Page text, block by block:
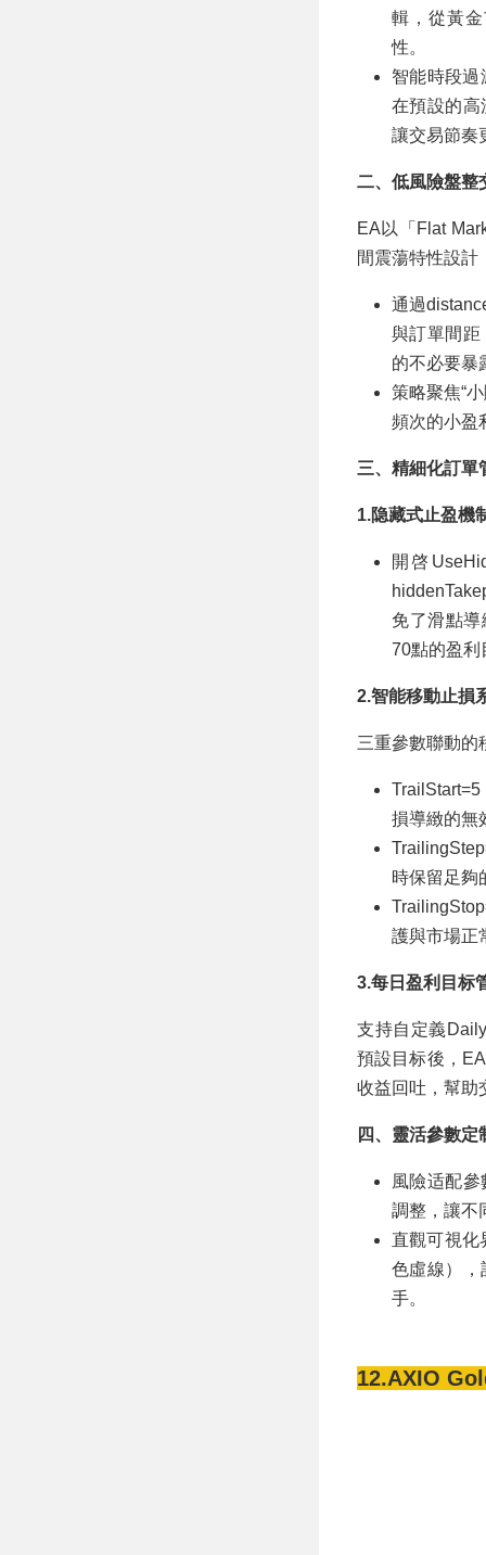
輯，從黃
性。
智能時段過
在預設的高
讓交易節奏
二、低風險盤整
EA以「Flat
間震蕩特性設計
通過
與訂單間距
的不必要暴
策略聚焦“
頻次的小盈
三、精細化訂單
1.隐藏式止盈機
開啓
免了滑點導
70點的盈利
2.智能移動止損
三重參數聯動的
損導緻的無
時保留足夠
護與市場正
3.每日盈利目标
支持自定義
預設目标後，
收益回吐，幫助
四、靈活參數定
風險适配
調整，讓不
直觀可視化
色虛線），
手。
12.AXIO